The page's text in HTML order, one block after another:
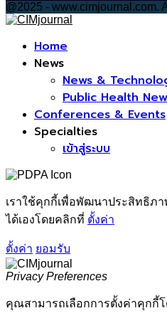
@2025 - www.cimjournal.com.
Home
News
News &
Public Health
Conferences & Events
Specialties
เข้าสู่ระบบ
เราใช้คุกกี้เพื่อพัฒนาประสิทธิภ
ได้เองโดยคลิกที่ ตั้งค่า
ตั้งค่า ยอมรับ
Privacy Preferences
คุณสามารถเลือกการตั้งค่าคุกกี้